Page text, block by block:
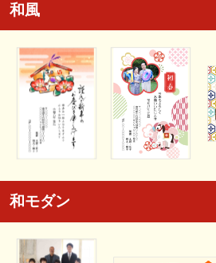
和風
和モダン